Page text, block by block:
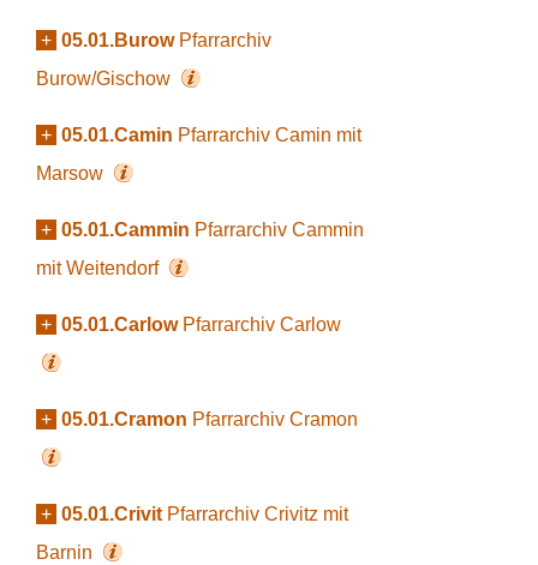
+ 05.01.Burow Pfarrarchiv
Burow/Gischow
+ 05.01.Camin Pfarrarchiv Camin mit
Marsow
+ 05.01.Cammin Pfarrarchiv Cammin
mit Weitendorf
+ 05.01.Carlow Pfarrarchiv Carlow
+ 05.01.Cramon Pfarrarchiv Cramon
+ 05.01.Crivit Pfarrarchiv Crivitz mit
Barnin